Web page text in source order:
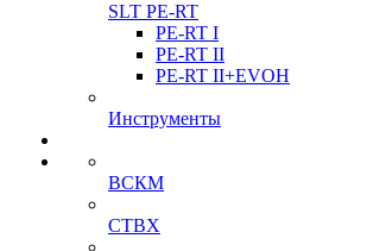
SLT PE-RT
PE-RT I
PE-RT II
PE-RT II+EVOH
Инструменты
ВСКМ
СТВХ